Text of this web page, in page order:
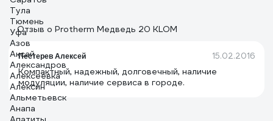
Отзыв о Protherm Медведь 20 KLOM
Пестерев Алексей 15.02.2016
Компактный, надежный, долговечный, наличие
модуляции, наличие сервиса в городе.
Тула
Тюмень
Уфа
Азов
Аксай
Александров
Алексеевка
Алексин
Альметьевск
Анапа